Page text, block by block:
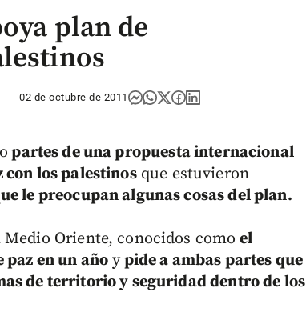
plan de
02 de octubre de 2011
partes de una propuesta internacional
los palestinosque estuvieron
le preocupan algunas cosas del plan.
Oriente, conocidos como el
en un año ypide a ambas partes que
de territorio y seguridad dentro de los